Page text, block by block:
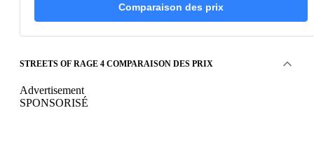
Comparaison des prix
STREETS OF RAGE 4 COMPARAISON DES PRIX
Advertisement
SPONSORISÉ